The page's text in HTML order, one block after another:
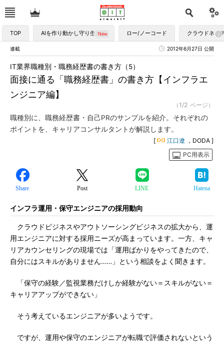
TOP AIを作り動かし守り生かす ロー/ノーコード クラウドネイ
連載 2012年6月27日 公開
面接に通る「職務経歴書」の書き方【インフラエ
ンジニア編】
IT業界職種別・職務経歴書の書き方（5）
（1/2 ページ）
職種別に、職務経歴書・自己PRのサンプルを紹介。それぞれの
ポイントを、キャリアコンサルタントが解説します。
[ 江口遼 ，DODA ]
PC用表示
Share Post LINE Hatena
インフラ運用・保守エンジニアの採用動向
クラウドビジネスやアウトソーシングビジネスの拡大から、運
用エンジニアに対する採用ニーズが高まっています。一方、キャ
リアカウンセリングの現場では「運用ばかりをやってきたので、
自分にはスキルがありません……」という相談をよく聞きます。
「保守の経験／監視業務だけしか経験がない＝スキルがない＝
キャリアアップができない」
そう考えているエンジニアが多いようです。
ですが、運用や保守のエンジニアが転職で評価されないという